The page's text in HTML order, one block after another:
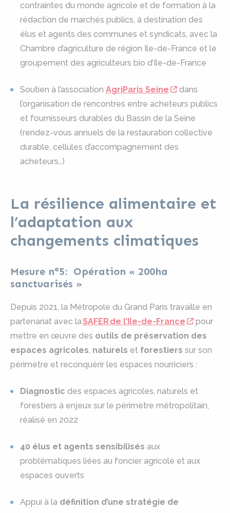
contraintes du monde agricole et de formation à la
rédaction de marchés publics, à destination des
élus et agents des communes et syndicats, avec la
Chambre d’agriculture de région Ile-de-France et le
groupement des agriculteurs bio d’Ile-de-France
Soutien à l’association AgriParis Seine
dans
l’organisation de rencontres entre acheteurs publics
et fournisseurs durables du Bassin de la Seine
(rendez-vous annuels de la restauration collective
durable, cellules d’accompagnement des
acheteurs…)
La résilience alimentaire et
l’adaptation aux
changements climatiques
Mesure n°5: Opération « 200ha
sanctuarisés »
Depuis 2021, la Métropole du Grand Paris travaille en
partenariat avec laSAFER de l’Ile-de-France
pour
mettre en œuvre des outils de préservation des
espaces agricoles, naturels et forestiers sur son
périmètre et reconquérir les espaces nourriciers :
Diagnostic des espaces agricoles, naturels et
forestiers à enjeux sur le périmètre métropolitain,
réalisé en 2022
40 élus et agents sensibilisés aux
problématiques liées au foncier agricole et aux
espaces ouverts
Appui à la définition d’une stratégie de